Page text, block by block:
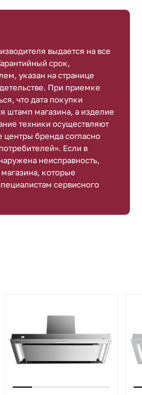
выдается на все
срок,
указан на странице
При приемке
что дата покупки
штамп магазина, а изделие
техники осуществляют
бренда согласно
Если в
неисправность,
которые
сервисного